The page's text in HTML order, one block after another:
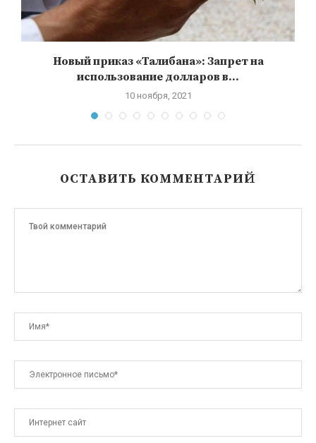
Новый приказ «Талибана»: Запрет на
использование долларов в...
10 ноября, 2021
ОСТАВИТЬ КОММЕНТАРИЙ